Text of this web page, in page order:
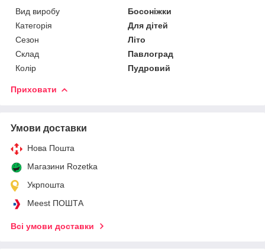
Вид виробу
Босоніжки
Категорія
Для дітей
Сезон
Літо
Склад
Павлоград
Колір
Пудровий
Приховати
Умови доставки
Нова Пошта
Магазини Rozetka
Укрпошта
Meest ПОШТА
Всі умови доставки